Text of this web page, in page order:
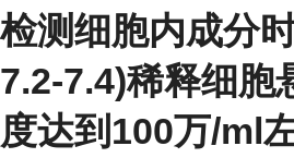
检测细胞内成分
7.2-7.4)稀释细胞
度达到100万/ml左